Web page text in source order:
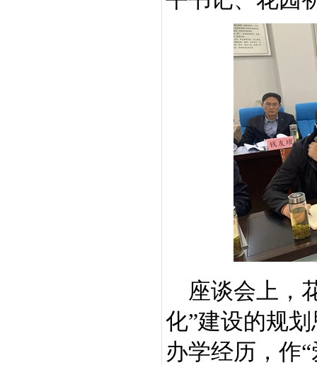
座谈会上，
化”建设的规
办学经历，作